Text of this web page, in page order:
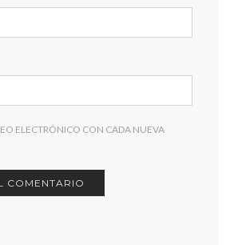
ELECTRÓNICO CON CADA NUEVA